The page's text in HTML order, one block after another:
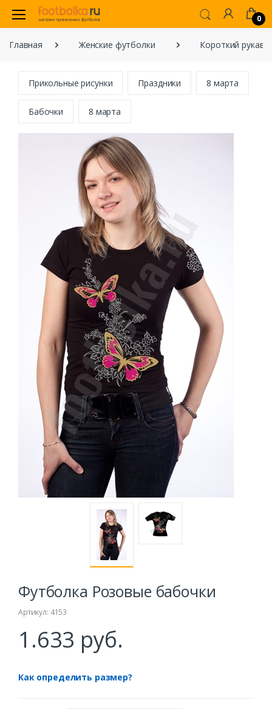
0
Главная Женские футболки Короткий рукав
Прикольные рисунки Праздники 8 марта
Бабочки 8 марта
Футболка Розовые бабочки
Артикул: 4153
1.633 руб.
Как определить размер?